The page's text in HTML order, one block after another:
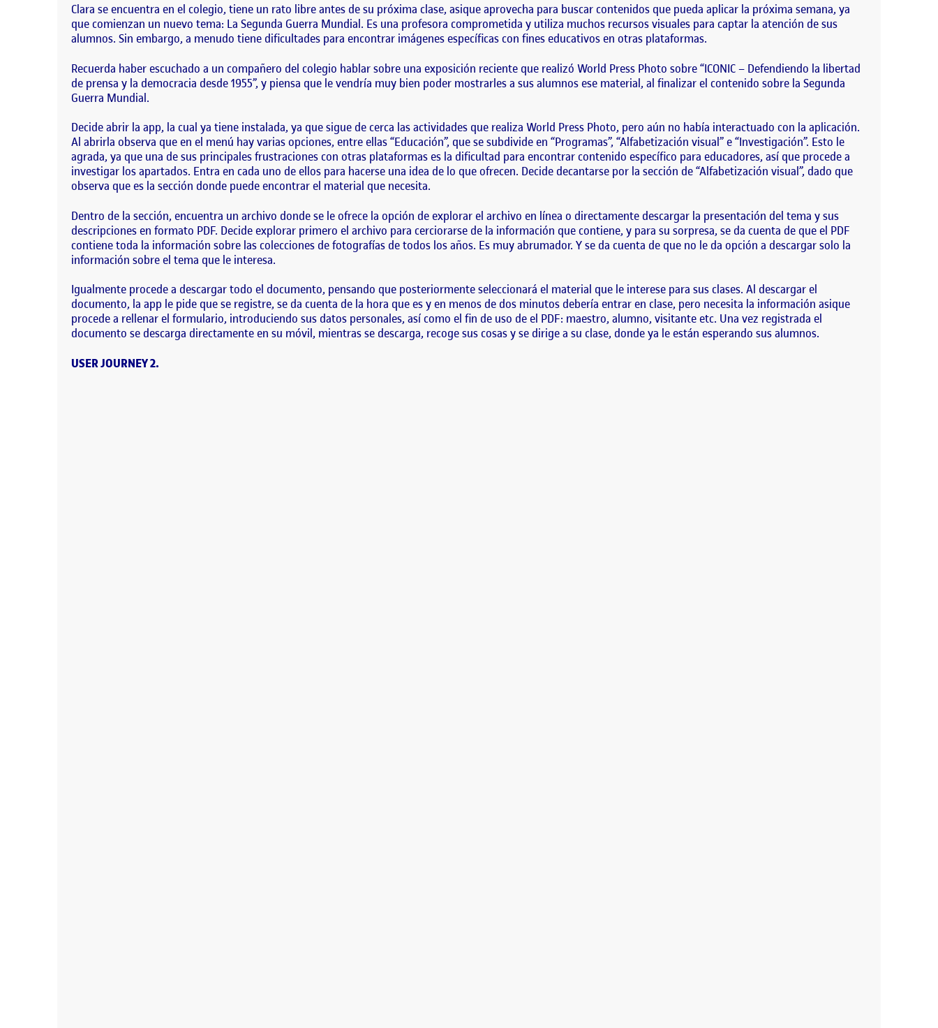
Clara se encuentra en el colegio, tiene un rato libre antes de su próxima clase, asique aprovecha para buscar contenidos que pueda aplicar la próxima semana, ya
que comienzan un nuevo tema: La Segunda Guerra Mundial. Es una profesora comprometida y utiliza muchos recursos visuales para captar la atención de sus
alumnos. Sin embargo, a menudo tiene dificultades para encontrar imágenes específicas con fines educativos en otras plataformas.
Recuerda haber escuchado a un compañero del colegio hablar sobre una exposición reciente que realizó World Press Photo sobre “ICONIC – Defendiendo la libertad
de prensa y la democracia desde 1955”, y piensa que le vendría muy bien poder mostrarles a sus alumnos ese material, al finalizar el contenido sobre la Segunda
Guerra Mundial.
Decide abrir la app, la cual ya tiene instalada, ya que sigue de cerca las actividades que realiza World Press Photo, pero aún no había interactuado con la aplicación.
Al abrirla observa que en el menú hay varias opciones, entre ellas “Educación”, que se subdivide en “Programas”, “Alfabetización visual” e “Investigación”. Esto le
agrada, ya que una de sus principales frustraciones con otras plataformas es la dificultad para encontrar contenido específico para educadores, así que procede a
investigar los apartados. Entra en cada uno de ellos para hacerse una idea de lo que ofrecen. Decide decantarse por la sección de “Alfabetización visual”, dado que
observa que es la sección donde puede encontrar el material que necesita.
Dentro de la sección, encuentra un archivo donde se le ofrece la opción de explorar el archivo en línea o directamente descargar la presentación del tema y sus
descripciones en formato PDF. Decide explorar primero el archivo para cerciorarse de la información que contiene, y para su sorpresa, se da cuenta de que el PDF
contiene toda la información sobre las colecciones de fotografías de todos los años. Es muy abrumador. Y se da cuenta de que no le da opción a descargar solo la
información sobre el tema que le interesa.
Igualmente procede a descargar todo el documento, pensando que posteriormente seleccionará el material que le interese para sus clases. Al descargar el
documento, la app le pide que se registre, se da cuenta de la hora que es y en menos de dos minutos debería entrar en clase, pero necesita la información asique
procede a rellenar el formulario, introduciendo sus datos personales, así como el fin de uso de el PDF: maestro, alumno, visitante etc. Una vez registrada el
documento se descarga directamente en su móvil, mientras se descarga, recoge sus cosas y se dirige a su clase, donde ya le están esperando sus alumnos.
USER JOURNEY 2.